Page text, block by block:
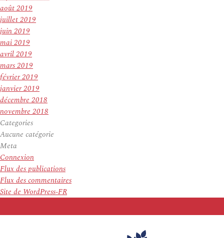
août 2019
juillet 2019
juin 2019
mai 2019
avril 2019
mars 2019
février 2019
janvier 2019
décembre 2018
novembre 2018
Categories
Aucune catégorie
Meta
Connexion
Flux des publications
Flux des commentaires
Site de WordPress-FR